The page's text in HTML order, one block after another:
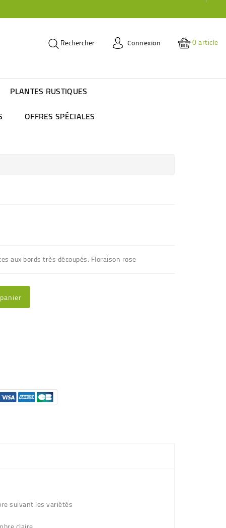
Rechercher Connexion 0article
PLANTES RUSTIQUES
OFFRES SPÉCIALES
aux bords très découpés. Floraison rose
suivant les variétés